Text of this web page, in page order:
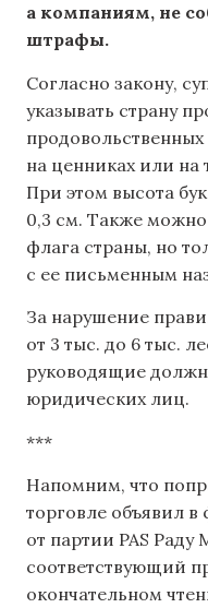
а компаниям, не
штрафы.
Согласно закону,
указывать страну
на ценниках или на
При этом высота
0,3 см. Также
флага страны, но
с ее письменным
За нарушение
от 3 тыс. до 6 тыс.
руководящие
юридических лиц.
***
Напомним, что
торговле объявил ​​в
от партии PAS
соответствующий
окончательном